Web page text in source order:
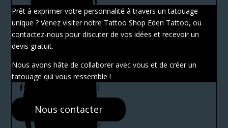
Prêt à exprimer votre personnalité à travers un tatouage
unique ? Venez visiter notre Tattoo Shop Eden Tattoo, ou
contactez-nous pour discuter de vos idées et recevoir un
devis gratuit.
Nous avons hâte de collaborer avec vous et de créer un
tatouage qui vous ressemble !
Nous contacter